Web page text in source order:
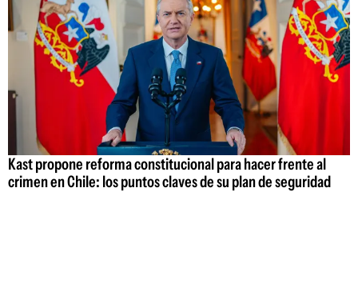
Kast propone reforma constitucional para hacer frente al
crimen en Chile: los puntos claves de su plan de seguridad